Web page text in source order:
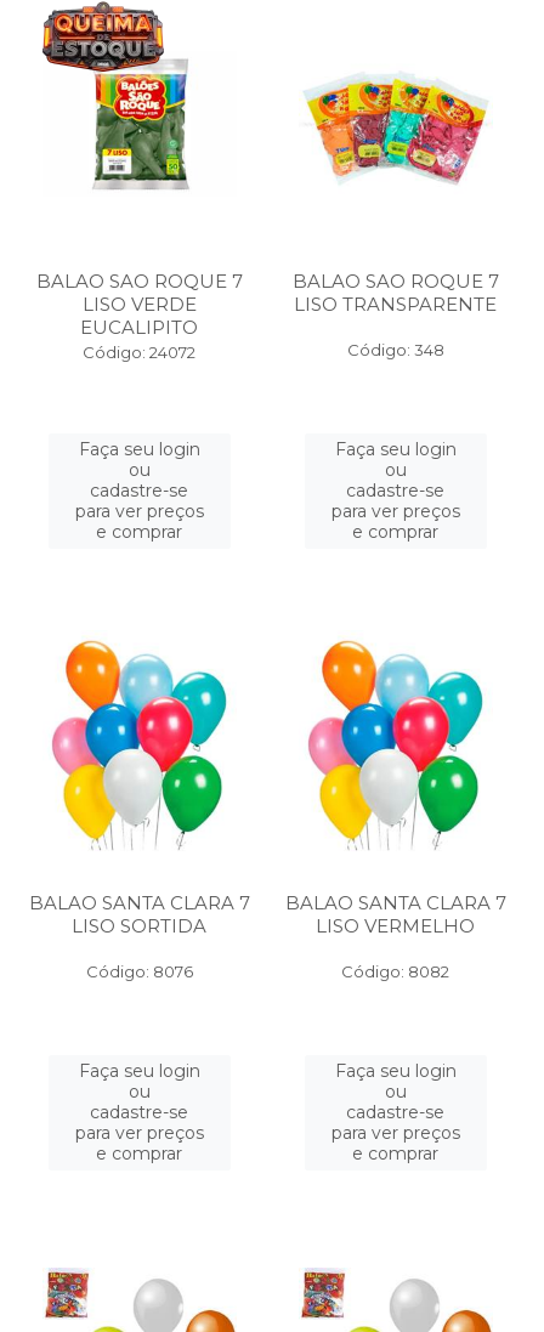
BALAO SAO ROQUE 7
LISO VERDE
EUCALIPITO
Código: 24072
Faça seu login
ou
cadastre-se
para ver preços
e comprar
BALAO SAO ROQUE 7
LISO TRANSPARENTE
Código: 348
Faça seu login
ou
cadastre-se
para ver preços
e comprar
BALAO SANTA CLARA 7
LISO SORTIDA
Código: 8076
Faça seu login
ou
cadastre-se
para ver preços
e comprar
BALAO SANTA CLARA 7
LISO VERMELHO
Código: 8082
Faça seu login
ou
cadastre-se
para ver preços
e comprar